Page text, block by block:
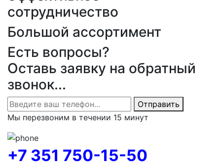
сотрудничество
Большой ассортимент
Есть вопросы?
Оставь заявку на обратный
звонок...
Отправить
Мы перезвоним в течении 15 минут
+7 351 750-15-50